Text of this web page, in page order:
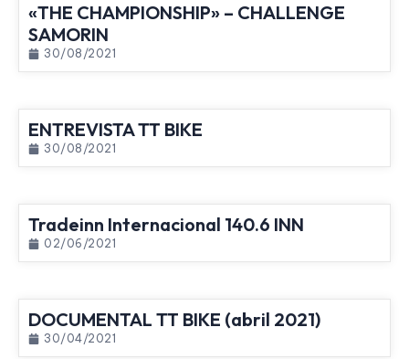
«THE CHAMPIONSHIP» – CHALLENGE
SAMORIN
30/08/2021
ENTREVISTA TT BIKE
30/08/2021
Tradeinn Internacional 140.6 INN
02/06/2021
DOCUMENTAL TT BIKE (abril 2021)
30/04/2021